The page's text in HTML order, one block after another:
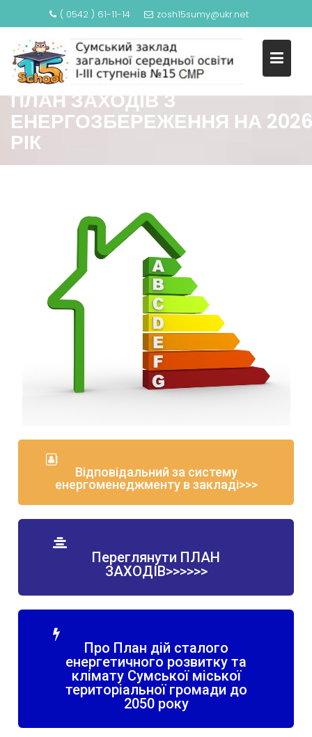
( 0542 ) 61-11-14 zosh15sumy@ukr.net
ПЛАН ЗАХОДІВ З
ЕНЕРГОЗБЕРЕЖЕННЯ НА
РІК
Відповідальний за систему
енергоменеджменту в закладі>>>
Переглянути ПЛАН
ЗАХОДІВ>>>>>>
Про План дій сталого
енергетичного розвитку та
клімату Сумської міської
територіальної громади до
2050 року